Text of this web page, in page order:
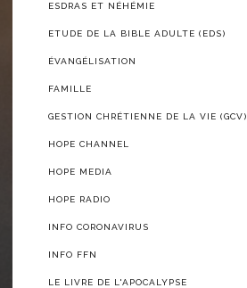
ESDRAS ET NÉHÉMIE
ETUDE DE LA BIBLE ADULTE (EDS)
ÉVANGÉLISATION
FAMILLE
GESTION CHRÉTIENNE DE LA VIE (GCV)
HOPE CHANNEL
HOPE MEDIA
HOPE RADIO
INFO CORONAVIRUS
INFO FFN
LE LIVRE DE L'APOCALYPSE